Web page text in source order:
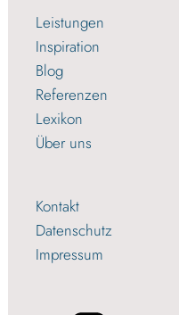
Leistungen
Inspiration
Blog
Referenzen
Lexikon
Über uns
Kontakt
Datenschutz
Impressum